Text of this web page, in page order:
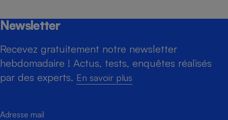
Newsletter
Recevez gratuitement notre newsletter
hebdomadaire ! Actus, tests, enquêtes réalisés
par des experts. En savoir plus
Adresse mail